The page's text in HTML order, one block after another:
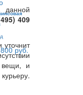
данной
409
вещи, и
руб.